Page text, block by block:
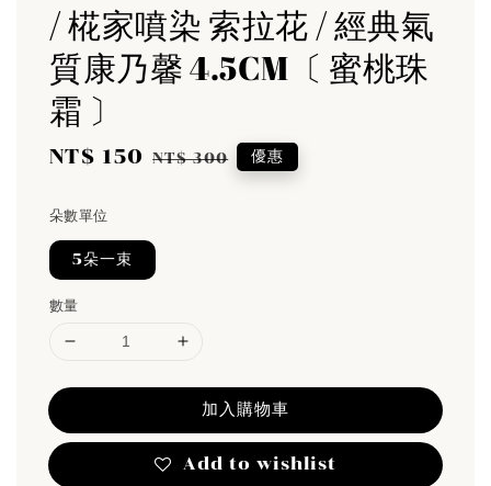
/ 椛家噴染 索拉花 / 經典氣
質康乃馨 4.5CM〔 蜜桃珠
霜 〕
Sale
NT$ 150 Regular
NT$ 300 優惠
朵數單位
5朵一束
數量
加入購物車
Add to wishlist